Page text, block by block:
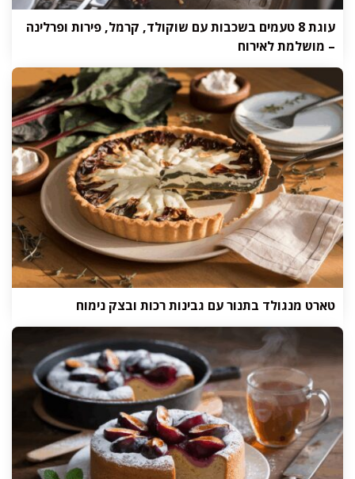
עוגת 8 טעמים בשכבות עם שוקולד, קרמל, פירות ופרלינה
– מושלמת לאירוח
טארט מנגולד בתנור עם גבינות רכות ובצק נימוח